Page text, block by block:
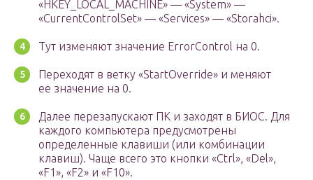
«HKEY_LOCAL_MACHINE» — «System» —
«CurrentControlSet» — «Services» — «Storahci».
Тут изменяют значение ErrorControl на 0.
Переходят в ветку «StartOverride» и меняют
ее значение на 0.
Далее перезапускают ПК и заходят в БИОС. Для
каждого компьютера предусмотрены
определенные клавиши (или комбинации
клавиш). Чаще всего это кнопки «Ctrl», «Del»,
«F1», «F2» и «F10».